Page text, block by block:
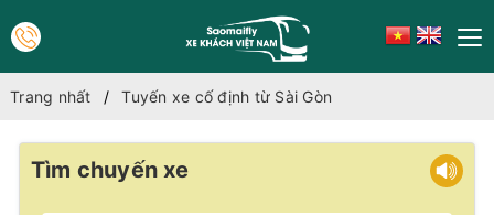
Trang nhất Tuyến xe cố định từ Sài Gòn
Tìm chuyến xe